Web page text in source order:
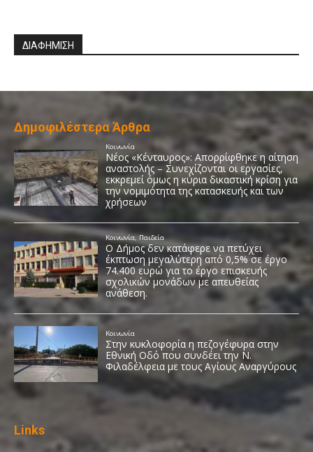
ΔΙΑΦΗΜΙΣΗ
Δημοφιλέστερα Άρθρα
Links